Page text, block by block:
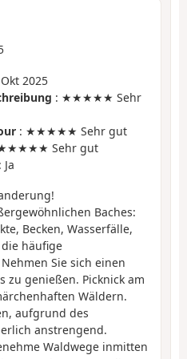
2025
: ★★★★★ Sehr
: ★★★★★ Sehr gut
Sehr gut
: Ja
Baches:
Becken, Wasserfälle,
häufige
Sie sich einen
zu genießen. Picknick am
Wäldern.
aufgrund des
anstrengend.
Waldwege inmitten